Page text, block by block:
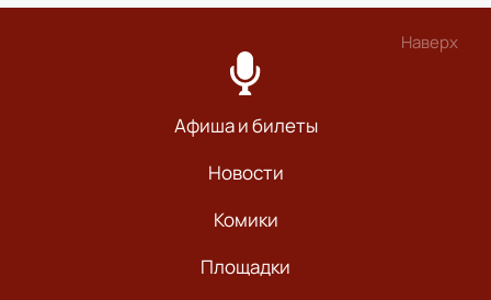
Наверх
Афиша и билеты
Новости
Комики
Площадки